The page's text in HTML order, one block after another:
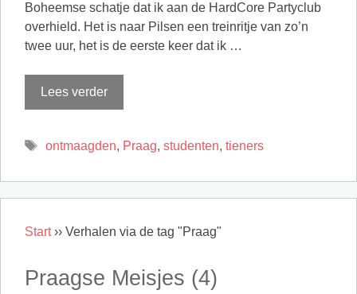
Boheemse schatje dat ik aan de HardCore Partyclub
overhield. Het is naar Pilsen een treinritje van zo’n
twee uur, het is de eerste keer dat ik …
Lees verder
Tags
ontmaagden, Praag, studenten, tieners
Start›› Verhalen via de tag "Praag"
Praagse Meisjes (4)